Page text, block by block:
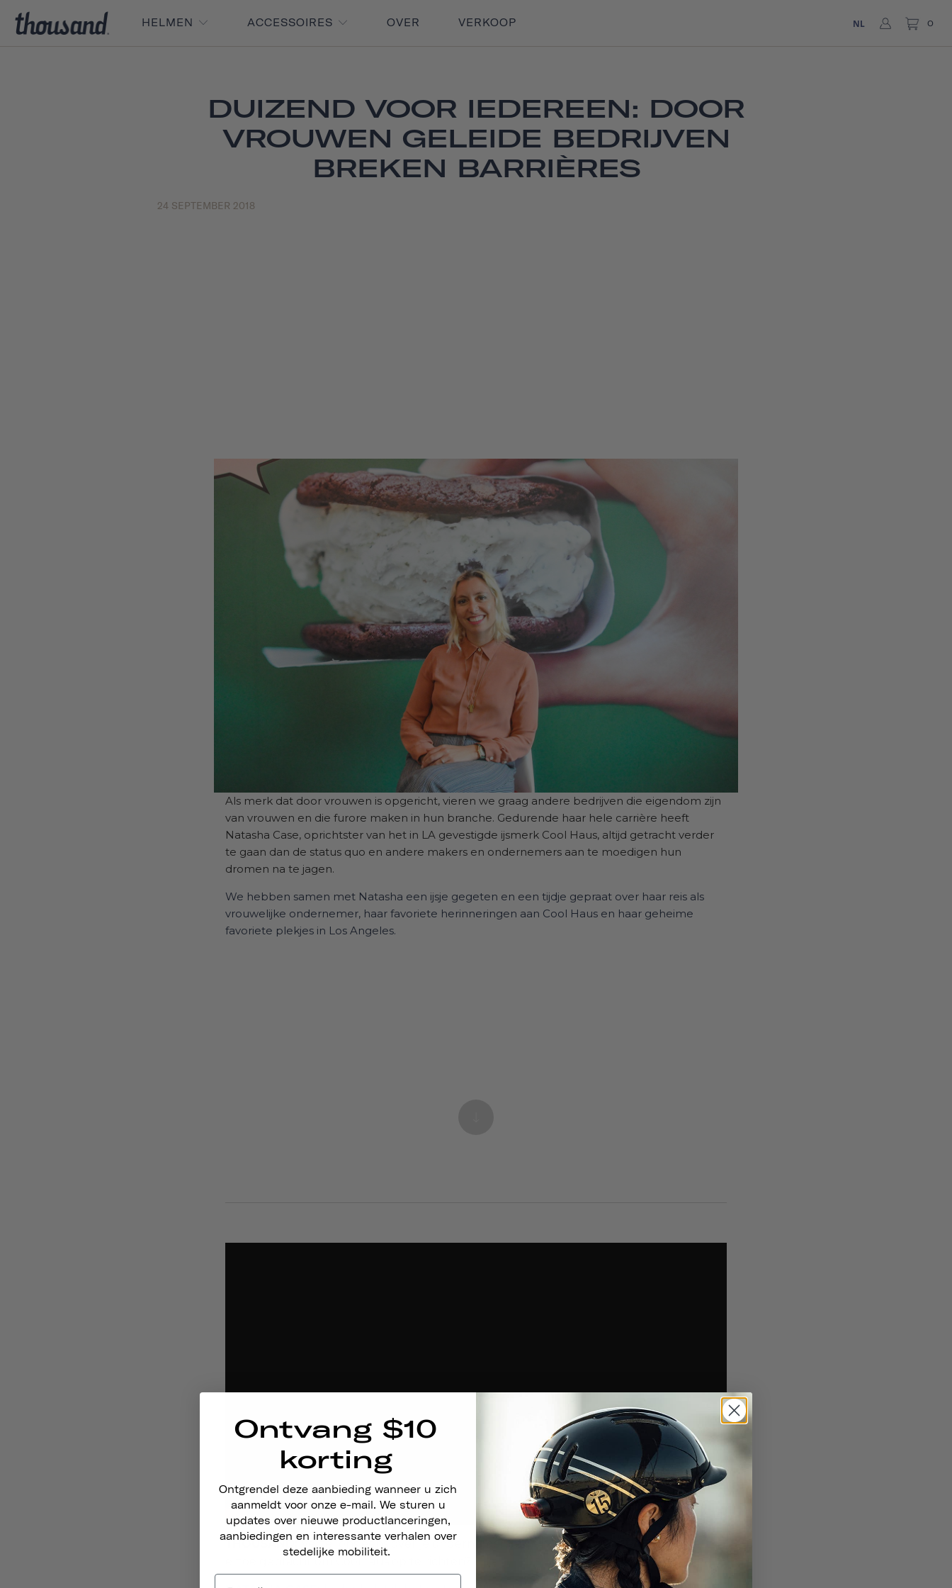
HELMEN ACCESSOIRES OVER VERKOOP NL 0
DUIZEND VOOR IEDEREEN: DOOR
VROUWEN GELEIDE BEDRIJVEN
BREKEN BARRIÈRES
24 SEPTEMBER 2018
Als merk dat door vrouwen is opgericht, vieren we graag andere bedrijven die eigendom zijn
van vrouwen en die furore maken in hun branche. Gedurende haar hele carrière heeft
Natasha Case, oprichtster van het in LA gevestigde ijsmerk Cool Haus, altijd getracht verder
te gaan dan de status quo en andere makers en ondernemers aan te moedigen hun
dromen na te jagen.
We hebben samen met Natasha een ijsje gegeten en een tijdje gepraat over haar reis als
vrouwelijke ondernemer, haar favoriete herinneringen aan Cool Haus en haar geheime
favoriete plekjes in Los Angeles.
THOUSAND:Vertel ons eens over je ondernemersreis – hoe hebben je ervaringen je
ertoe gebracht om Coolhaus op te richten?
Ontvang $10
korting
Ontgrendel deze aanbieding wanneer u zich
aanmeldt voor onze e-mail. We sturen u
updates over nieuwe productlanceringen,
aanbiedingen en interessante verhalen over
stedelijke mobiliteit.